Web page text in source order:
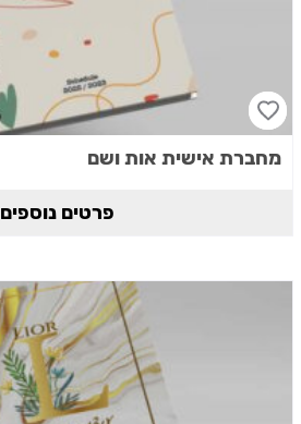
מחברת אישית אות ושם
פרטים נוספים